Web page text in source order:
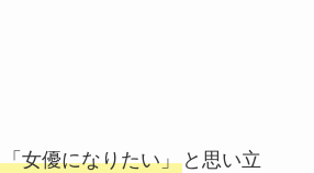
「女優になりたい」と思い立